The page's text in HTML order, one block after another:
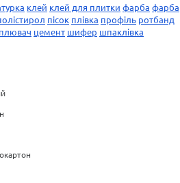
клей клей для плитки фарба фарба
пісок плівка профіль ротбанд
цемент шифер шпаклівка